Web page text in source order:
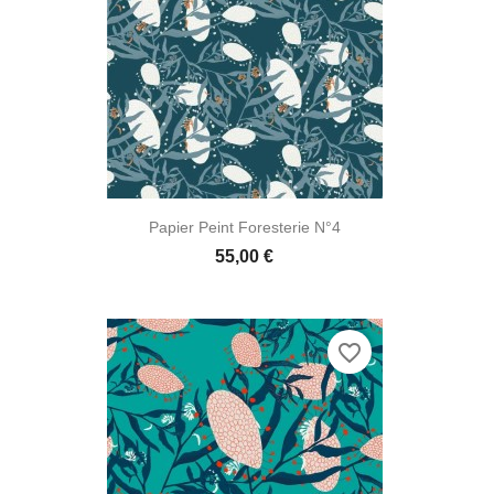
Aperçu rapide
Papier Peint Foresterie N°4
55,00 €
favorite_border